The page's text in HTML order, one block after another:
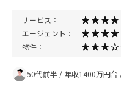
サービス：
エージェント：
物件：
50代前半 / 年収1400万円台